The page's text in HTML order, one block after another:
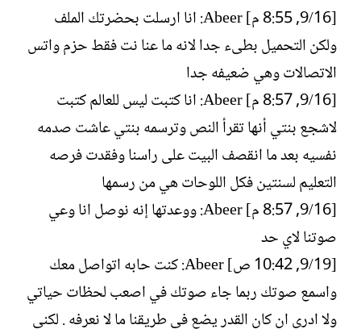
[16/‏9, 8:55 م] Abeer: انا ارسلت بحضرتك الملف
ولكن التحميل بطىء جدا لانه ما عنا نت فقط حزم واتس
الاتصالات وهي ضعيفه جدا
[16/‏9, 8:57 م] Abeer: انا كتبت ليس للعالم كتبت
لاشجع بنتي أنها تقرأ النص وترسمه بنتي عاشت صدمه
نفسيه بعد ما انقصف البيت على راسنا وفقدت فرصه
التعليم لسنتين فكل اللوحات هي من رسمها
[16/‏9, 8:57 م] Abeer: ووعدتها إنه نوصل انا وعي
صوتنا لاي حد
[19/‏9, 10:42 ص] Abeer: كنت حابه اتواصل معك
واسمع صوتك ربما جاء صوتك في اصعب لحظات حياتي
ولا ادري ان كان القدر يضع في طريقنا ما لا نعرفه . لكني